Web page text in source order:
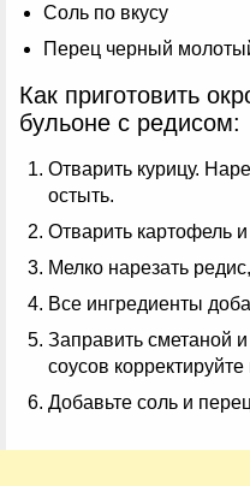
Соль по вкусу
Перец черный
Как приготовить
бульоне с редисом:
Отварить курицу.
остыть.
Отварить картофель
Мелко нарезать
Все ингредиенты
Заправить сметаной
соусов корректируйте
Добавьте соль и